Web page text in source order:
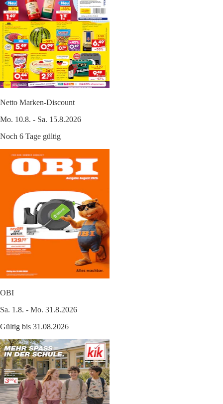
Netto Marken-Discount
Mo. 10.8. - Sa. 15.8.2026
Noch 6 Tage gültig
OBI
Sa. 1.8. - Mo. 31.8.2026
Gültig bis 31.08.2026